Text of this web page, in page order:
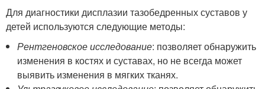
Для диагностики дисплазии тазобедренных суставов у
детей используются следующие методы:
Рентгеновское исследование: позволяет обнаружить
изменения в костях и суставах, но не всегда может
выявить изменения в мягких тканях.